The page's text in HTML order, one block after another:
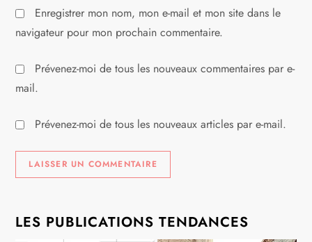
l
e
Enregistrer mon nom, mon e-mail et mon site dans le
navigateur pour mon prochain commentaire.
Prévenez-moi de tous les nouveaux commentaires par e-
mail.
Prévenez-moi de tous les nouveaux articles par e-mail.
LES PUBLICATIONS TENDANCES